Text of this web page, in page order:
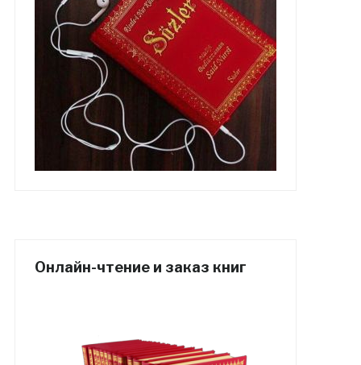
Онлайн-чтение и заказ книг